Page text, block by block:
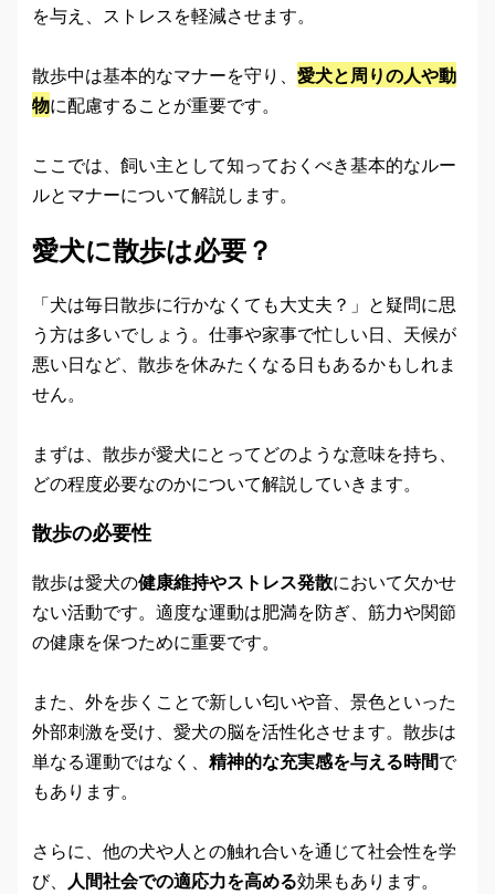
を与え、ストレスを軽減させます。
散歩中は基本的なマナーを守り、 愛犬と周りの人や動
物に配慮することが重要です。
ここでは、飼い主として知っておくべき基本的なルー
ルとマナーについて解説します。
愛犬に散歩は必要？
「犬は毎日散歩に行かなくても大丈夫？」と疑問に思
う方は多いでしょう。仕事や家事で忙しい日、天候が
悪い日など、散歩を休みたくなる日もあるかもしれま
せん。
まずは、散歩が愛犬にとってどのような意味を持ち、
どの程度必要なのかについて解説していきます。
散歩の必要性
散歩は愛犬の健康維持やストレス発散において欠かせ
ない活動です。適度な運動は肥満を防ぎ、筋力や関節
の健康を保つために重要です。
また、外を歩くことで新しい匂いや音、景色といった
外部刺激を受け、愛犬の脳を活性化させます。散歩は
単なる運動ではなく、 精神的な充実感を与える時間で
もあります。
さらに、他の犬や人との触れ合いを通じて社会性を学
び、 人間社会での適応力を高める効果もあります。